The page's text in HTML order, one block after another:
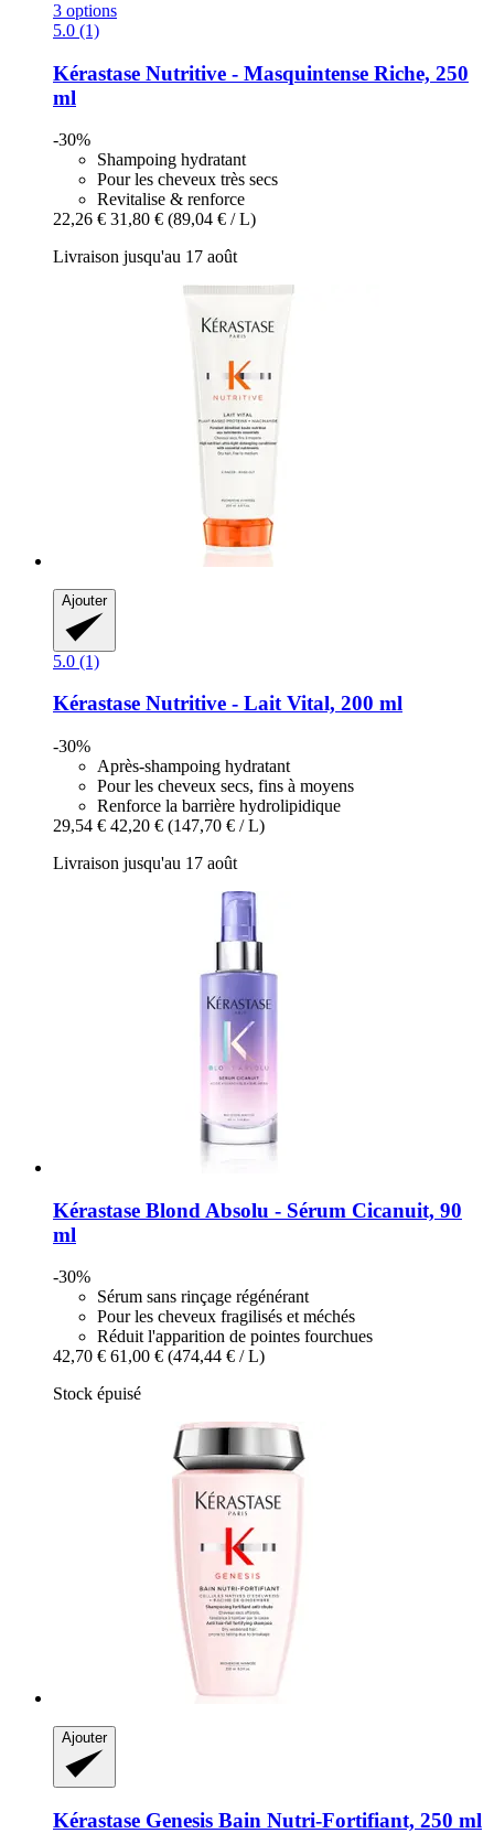
3 options
5.0 (1)
Kérastase Nutritive -​ Masquintense Riche, 250
ml
-30%
Shampoing hydratant
Pour les cheveux très secs
Revitalise & renforce
22,26 € 31,80 € (89,04 € / L)
Livraison jusqu'au 17 août
Ajouter
5.0 (1)
Kérastase Nutritive -​ Lait Vital, 200 ml
-30%
Après-shampoing hydratant
Pour les cheveux secs, fins à moyens
Renforce la barrière hydrolipidique
29,54 € 42,20 € (147,70 € / L)
Livraison jusqu'au 17 août
Kérastase Blond Absolu -​ Sérum Cicanuit, 90
ml
-30%
Sérum sans rinçage régénérant
Pour les cheveux fragilisés et méchés
Réduit l'apparition de pointes fourchues
42,70 € 61,00 € (474,44 € / L)
Stock épuisé
Ajouter
Kérastase Genesis Bain Nutri-​Fortifiant, 250 ml